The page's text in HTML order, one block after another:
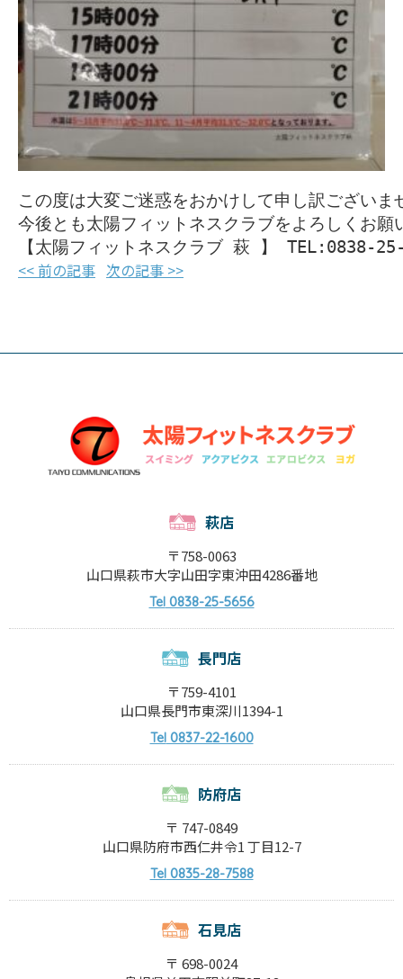
この度は大変ご迷惑をおかけして申し訳ございま
今後とも太陽フィットネスクラブをよろしくお願
【太陽フィットネスクラブ 萩 】 TEL:0838-
<< 前の記事 次の記事 >>
萩店
〒758-0063
山口県萩市大字山田字東沖田4286番地
Tel0838-25-5656
長門店
〒759-4101
山口県長門市東深川1394-1
Tel0837-22-1600
防府店
〒 747-0849
山口県防府市西仁井令1 丁目12-7
Tel0835-28-7588
石見店
〒 698-0024